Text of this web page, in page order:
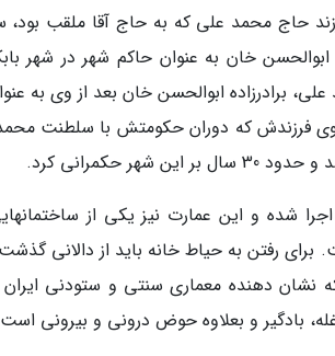
حاج محمد علی که به حاج آقا ملقب بود،
خان به عنوان حاکم شهر در شهر
برادرزاده ابوالحسن خان بعد از وی
فرزندش که دوران حکومتش با سلطنت محمد
حکمرانی کرد.
شده و این عمارت نیز یکی از
عمارت 60 اتاق هست. برای رفتن به حیاط خانه باید از
با زاویه 90 درجه که نشان دهنده معماری سنتی و
غله، بادگیر و بعلاوه حوض درونی و بیرونی